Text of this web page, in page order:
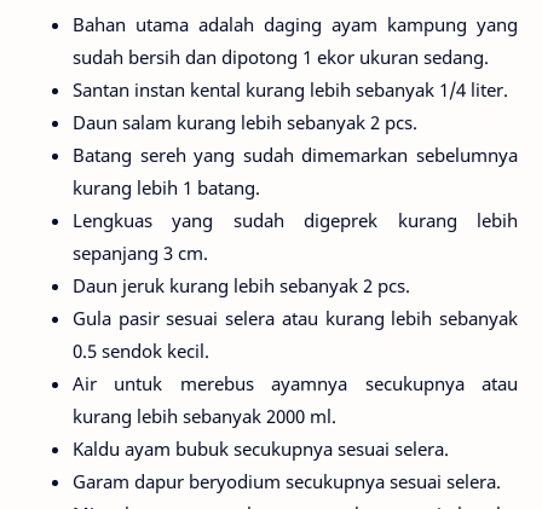
Bahan utama adalah daging ayam kampung yang
sudah bersih dan dipotong 1 ekor ukuran sedang.
Santan instan kental kurang lebih sebanyak 1/4 liter.
Daun salam kurang lebih sebanyak 2 pcs.
Batang sereh yang sudah dimemarkan sebelumnya
kurang lebih 1 batang.
Lengkuas yang sudah digeprek kurang lebih
sepanjang 3 cm.
Daun jeruk kurang lebih sebanyak 2 pcs.
Gula pasir sesuai selera atau kurang lebih sebanyak
0.5 sendok kecil.
Air untuk merebus ayamnya secukupnya atau
kurang lebih sebanyak 2000 ml.
Kaldu ayam bubuk secukupnya sesuai selera.
Garam dapur beryodium secukupnya sesuai selera.